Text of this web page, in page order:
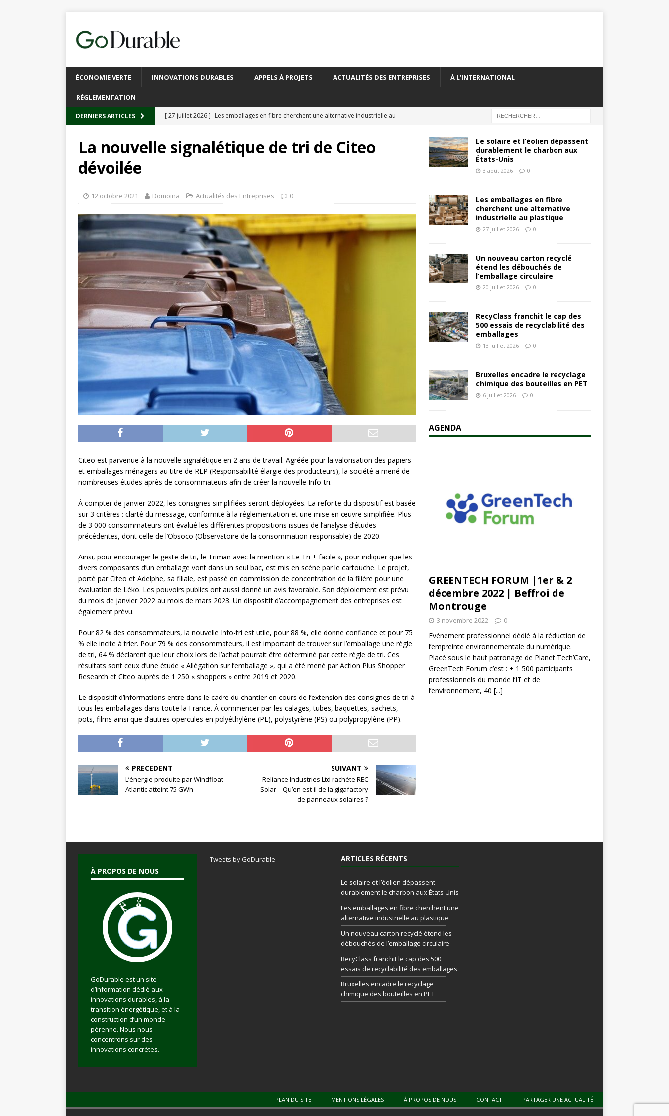
ÉCONOMIE VERTE INNOVATIONS DURABLES APPELS À PROJETS ACTUALITÉS DES ENTREPRISES À L’INTERNATIONAL
RÉGLEMENTATION
DERNIERS ARTICLES [ 27 juillet 2026 ] Les emballages en fibre cherchent une alternative industrielle au
[ 20 juillet 2026 ]
Un nouveau carton recyclé étend les débouchés de l’emballage
emballages
ACTUALITÉS DES ENTREPRISES
[ 6 juillet 2026 ] Bruxelles encadre le recyclage chimique des bouteilles en PET
L’INTERNATIONAL
[ 3 août 2026 ] Le solaire et l’éolien dépassent durablement le charbon aux États-Unis
À L’INTERNATIONAL
La nouvelle signalétique de tri de Citeo
dévoilée
12 octobre 2021 Domoina Actualités des Entreprises 0
Citeo est parvenue à la nouvelle signalétique en 2 ans de travail. Agréée pour la valorisation des papiers
et emballages ménagers au titre de REP (Responsabilité élargie des producteurs), la société a mené de
nombreuses études après de consommateurs afin de créer la nouvelle Info-tri.
À compter de janvier 2022, les consignes simplifiées seront déployées. La refonte du dispositif est basée
sur 3 critères : clarté du message, conformité à la réglementation et une mise en œuvre simplifiée. Plus
de 3 000 consommateurs ont évalué les différentes propositions issues de l’analyse d’études
précédentes, dont celle de l’Obsoco (Observatoire de la consommation responsable) de 2020.
Ainsi, pour encourager le geste de tri, le Triman avec la mention « Le Tri + facile », pour indiquer que les
divers composants d’un emballage vont dans un seul bac, est mis en scène par le cartouche. Le projet,
porté par Citeo et Adelphe, sa filiale, est passé en commission de concentration de la filière pour une
évaluation de Léko. Les pouvoirs publics ont aussi donné un avis favorable. Son déploiement est prévu
du mois de janvier 2022 au mois de mars 2023. Un dispositif d’accompagnement des entreprises est
également prévu.
Pour 82 % des consommateurs, la nouvelle Info-tri est utile, pour 88 %, elle donne confiance et pour 75
% elle incite à trier. Pour 79 % des consommateurs, il est important de trouver sur l’emballage une règle
de tri, 64 % déclarent que leur choix lors de l’achat pourrait être déterminé par cette règle de tri. Ces
résultats sont ceux d’une étude « Allégation sur l’emballage », qui a été mené par Action Plus Shopper
Research et Citeo auprès de 1 250 « shoppers » entre 2019 et 2020.
Le dispositif d’informations entre dans le cadre du chantier en cours de l’extension des consignes de tri à
tous les emballages dans toute la France. À commencer par les calages, tubes, baquettes, sachets,
pots, films ainsi que d’autres opercules en polyéthylène (PE), polystyrène (PS) ou polypropylène (PP).
PRÉCÉDENT
L’énergie produite par Windfloat
Atlantic atteint 75 GWh
SUIVANT
Reliance Industries Ltd rachète REC
Solar – Qu’en est-il de la gigafactory
de panneaux solaires ?
Le solaire et l’éolien dépassent
durablement le charbon aux
États-Unis
3 août 2026 0
Les emballages en fibre
cherchent une alternative
industrielle au plastique
27 juillet 2026 0
Un nouveau carton recyclé
étend les débouchés de
l’emballage circulaire
20 juillet 2026 0
RecyClass franchit le cap des
500 essais de recyclabilité des
emballages
13 juillet 2026 0
Bruxelles encadre le recyclage
chimique des bouteilles en PET
6 juillet 2026 0
AGENDA
GREENTECH FORUM |1er & 2
décembre 2022 | Beffroi de
Montrouge
3 novembre 2022 0
Evénement professionnel dédié à la réduction de
l’empreinte environnementale du numérique.
Placé sous le haut patronage de Planet Tech’Care,
GreenTech Forum c’est : + 1 500 participants
professionnels du monde l’IT et de
l’environnement, 40 [...]
À PROPOS DE NOUS
GoDurable est un site
d’information dédié aux
innovations durables, à la
transition énergétique, et à la
construction d’un monde
pérenne. Nous nous
concentrons sur des
innovations concrètes.
Tweets by GoDurable ARTICLES RÉCENTS
Le solaire et l’éolien dépassent
durablement le charbon aux États-Unis
Les emballages en fibre cherchent une
alternative industrielle au plastique
Un nouveau carton recyclé étend les
débouchés de l’emballage circulaire
RecyClass franchit le cap des 500
essais de recyclabilité des emballages
Bruxelles encadre le recyclage
chimique des bouteilles en PET
PLAN DU SITE MENTIONS LÉGALES À PROPOS DE NOUS CONTACT PARTAGER UNE ACTUALITÉ